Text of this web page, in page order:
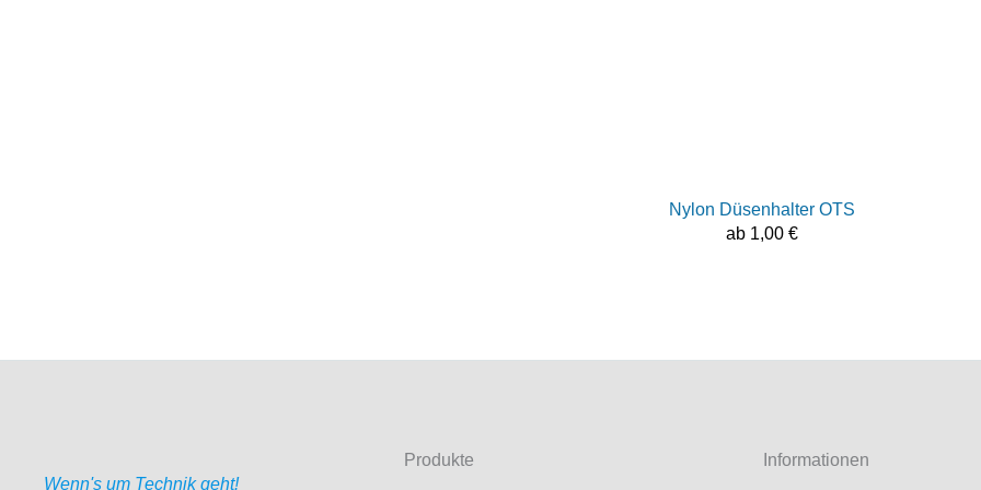
Nylon Düsenhalter OTS
ab 1,00 €
Wenn's um Technik geht!
Produkte Informationen